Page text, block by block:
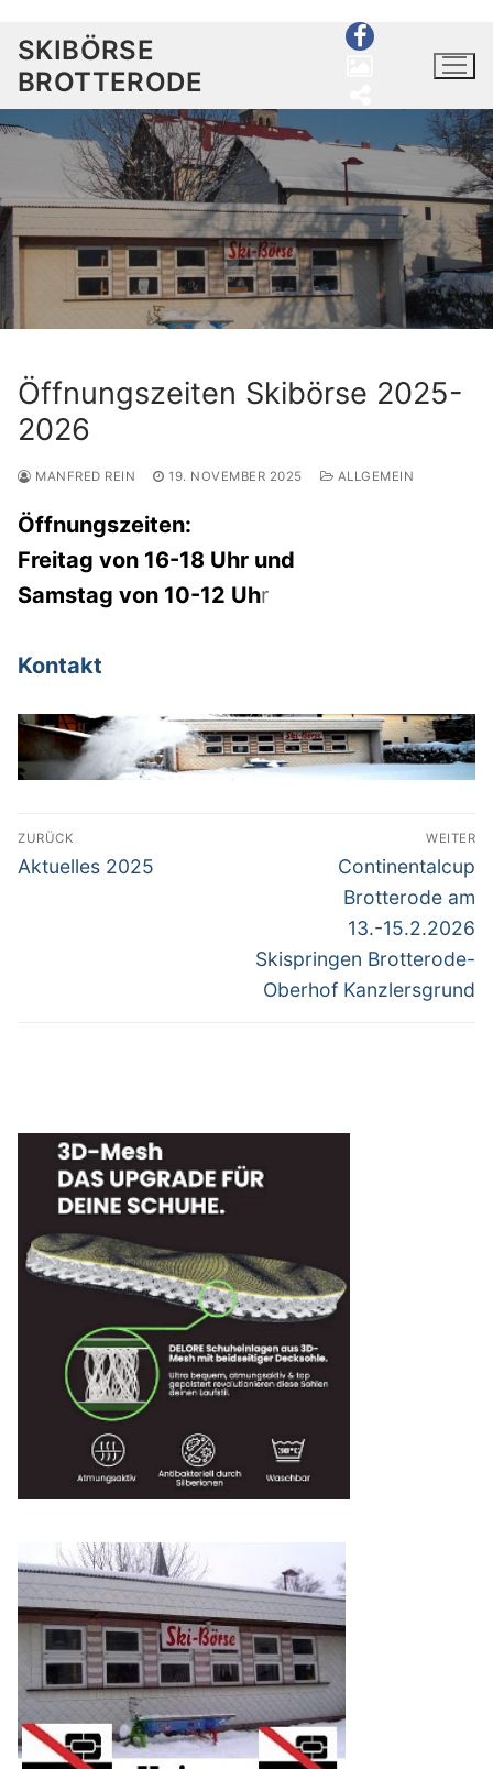
Zum
Inhalt
springen
SKIBÖRSE
BROTTERODE
Willkommen
Aktuelles
Service
Verkauf
Loipen
Skilift
Kontakt
Öffnungszeiten Skibörse 2025-
2026
MANFRED REIN 19. NOVEMBER 2025 ALLGEMEIN
Öffnungszeiten:
Freitag von 16-18 Uhr und
Samstag von 10-12 Uhr
Kontakt
Beitragsnavigation
ZURÜCK
Vorheriger
Aktuelles 2025
WEITER
Nächster
Beitrag:
Continentalcup
Brotterode am
13.-15.2.2026
Skispringen Brotterode-
Oberhof Kanzlersgrund